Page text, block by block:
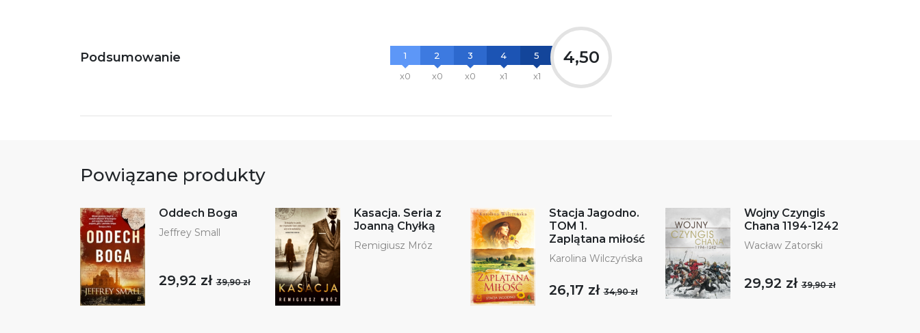
Podsumowanie
1
x0
2
x0
3
x0
4
x1
5
x1
4,50
Powiązane produkty
Oddech Boga
Jeffrey Small
29,92 zł39,90 zł
Kasacja. Seria z
Joanną Chyłką
Remigiusz Mróz
Stacja Jagodno.
TOM 1.
Zaplątana miłość
Karolina Wilczyńska
26,17 zł34,90 zł
Wojny Czyngis
Chana 1194-1242
Wacław Zatorski
29,92 zł39,90 zł